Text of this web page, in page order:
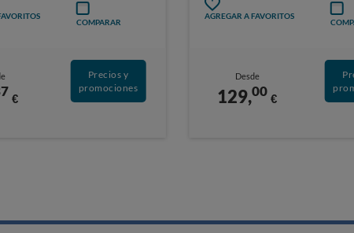
COMPARAR
€
Precios y
promociones
AGREGAR A FAVORITOS
Desde
129,00 €